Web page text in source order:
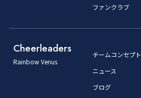
ファンクラブ
Cheerleaders
Rainbow Venus
チームコンセプト
ニュース
ブログ